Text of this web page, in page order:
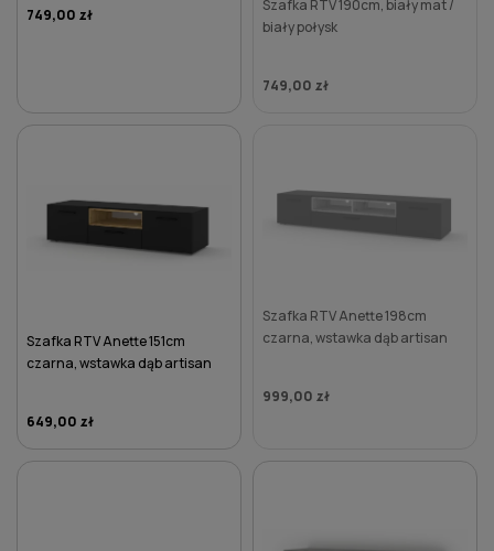
749,00 zł
Szafka RTV 190cm, biały mat /
biały połysk
749,00 zł
Szafka RTV Anette 151cm
czarna, wstawka dąb artisan
649,00 zł
Szafka RTV Anette 198cm
czarna, wstawka dąb artisan
999,00 zł